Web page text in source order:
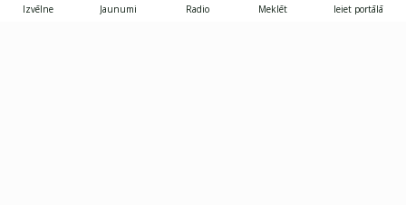
Izvēlne Jaunumi Radio Meklēt Ieiet portālā